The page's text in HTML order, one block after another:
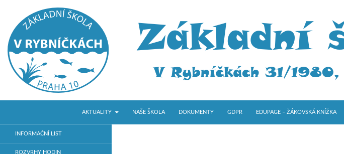
ZŠ V RybníčkáchAKTUALITY
NAŠE ŠKOLA DOKUMENTY GDPR EDUPAGE – ŽÁKOVSKÁ KNÍŽKA
Základní škola v Praze 10
INFORMAČNÍ LIST
ROZVRHY HODIN